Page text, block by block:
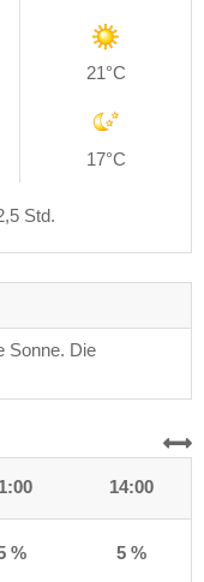
21°C
17°C
Std.
Sonne. Die
14:00
% 5 %